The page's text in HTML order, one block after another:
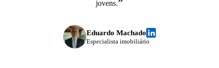
jovens.
Eduardo Machado
Especialista imobiliário